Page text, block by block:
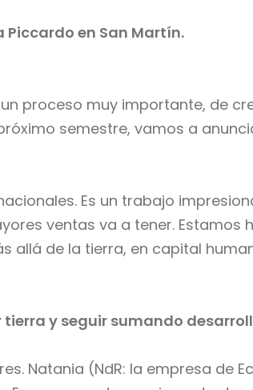
en San Martín.
proceso muy importante, de
semestre, vamos a
Es un trabajo
ventas va a tener. Estamos
allá de la tierra, en capital
y seguir sumando
Natania (NdR: la empresa de